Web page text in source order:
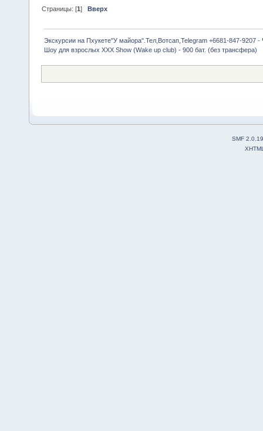
Страницы: [1]Вверх
Экскурсии на Пхукете"У майора".Тел,Вотсап,Telegram +6681-847-9207 -
Шоу для взрослых XXX Show (Wake up club) - 900 бат. (без трансфера)
SMF 2.0.19